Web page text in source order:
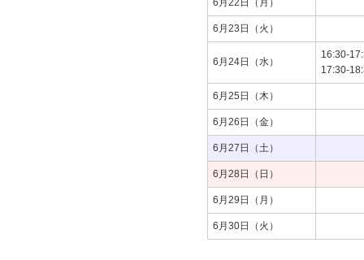
6月22日（月）
6月23日（火）
6月24日（水）
16:30-
17:30-
6月25日（木）
6月26日（金）
6月27日（土）
6月28日（日）
6月29日（月）
6月30日（火）